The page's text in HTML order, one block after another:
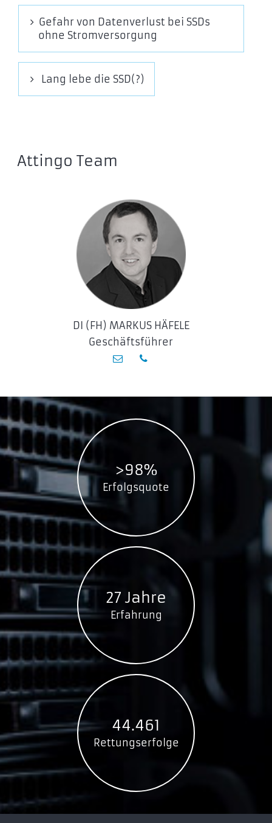
Gefahr von Datenverlust bei SSDs
ohne Stromversorgung
Lang lebe die SSD(?)
Attingo Team
DI (FH) MARKUS HÄFELE
Geschäftsführer
>98%
Erfolgsquote
27 Jahre
Erfahrung
44.461
Rettungserfolge